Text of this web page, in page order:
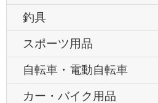
釣具
スポーツ用品
自転車・電動自転車
カー・バイク用品